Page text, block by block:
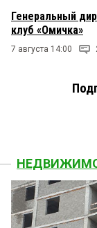
Генеральный
клуб «Омичка»
7 августа 14:00